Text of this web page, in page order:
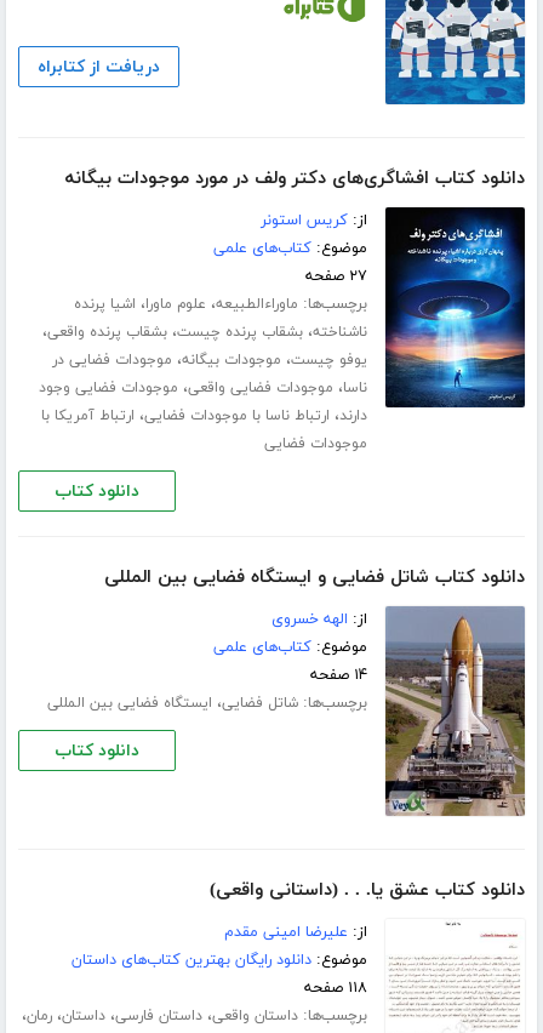
دریافت از کتابراه
دانلود کتاب افشاگری‌های دکتر ولف در مورد موجودات بیگانه
از:کریس استونر
موضوع:کتاب‌های علمی
۲۷ صفحه
برچسب‌ها: ماوراءالطبیعه، علوم ماورا، اشیا پرنده
ناشناخته،بشقاب پرنده چیست،بشقاب پرنده واقعی،
یوفو چیست، موجودات بیگانه، موجودات فضایی در
ناسا، موجودات فضایی واقعی، موجودات فضایی وجود
دارند، ارتباط ناسا با موجودات فضایی، ارتباط آمریکا با
موجودات فضایی
دانلود کتاب
دانلود کتاب شاتل فضایی و ایستگاه فضایی بین المللی
از: الهه خسروی
موضوع:کتاب‌های علمی
۱۴ صفحه
برچسب‌ها:شاتل فضایی، ایستگاه فضایی بین المللی
دانلود کتاب
دانلود کتاب عشق یا. . . (داستانی واقعی)
از: علیرضا امینی مقدم
موضوع:دانلود رایگان بهترین کتاب‌های داستان
۱۱۸ صفحه
برچسب‌ها:داستان واقعی،داستان فارسی،داستان،رمان،